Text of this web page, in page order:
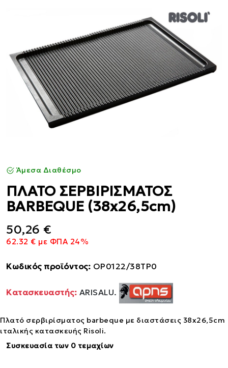
Άμεσα Διαθέσμο
ΠΛΑΤΟ ΣΕΡΒΙΡΙΣΜΑΤΟΣ
BARBEQUE (38x26,5cm)
50,26 €
62.32 € με ΦΠΑ 24%
Κωδικός προϊόντος: OP0122/38TP0
Κατασκευαστής: ARISALU.
Πλατό σερβιρίσματος barbeque με διαστάσεις 38x26,5cm
ιταλικής κατασκευής Risoli.
Συσκευασία των 0 τεμαχίων